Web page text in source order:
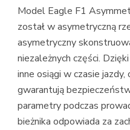
Model Eagle F1
został w asymetryczną
asymetryczny
niezależnych części.
inne osiągi w czasie
gwarantują
parametry podczas
bieżnika odpowiada za